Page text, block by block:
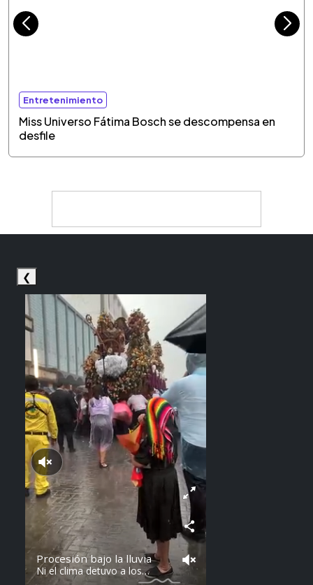
Entretenimiento
Miss Universo Fátima Bosch se descompensa en
desfile
❮
Reproducir sonido
Procesión bajo la lluvia
Ni el clima detuvo a los
feligreses en el recorrido del